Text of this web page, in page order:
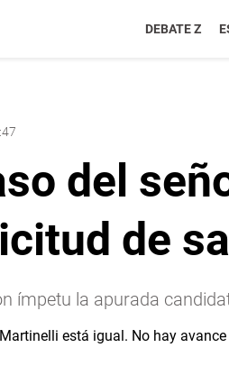
DEBATE Z
del
de
ímpetu la apurada